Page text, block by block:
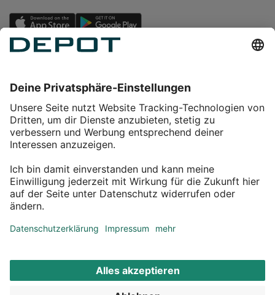
Service
Über DEPOT
Kontakt
Aktionsbedingungen